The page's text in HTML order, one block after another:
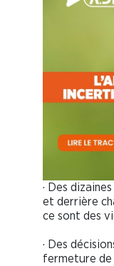
· Des
et derrière
ce sont des
· Des
fermeture de